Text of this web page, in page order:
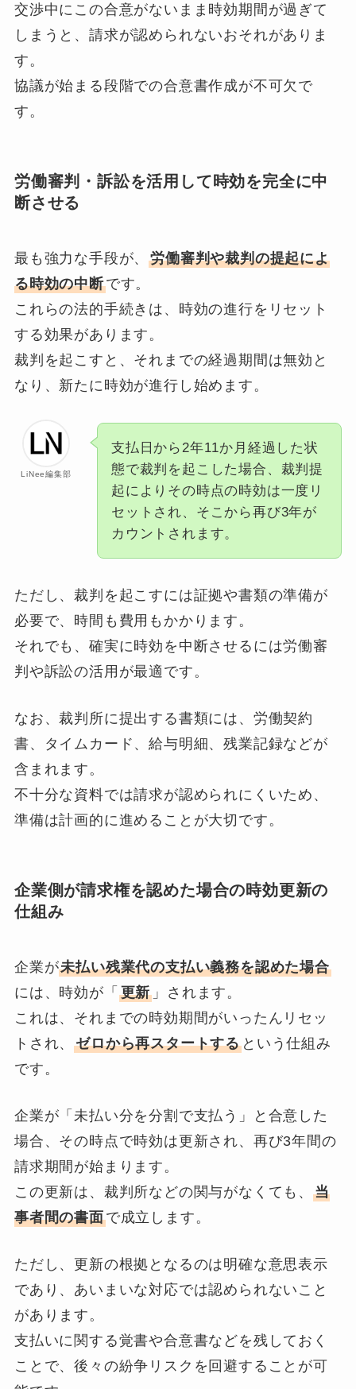
交渉中にこの合意がないまま時効期間が過ぎて
しまうと、請求が認められないおそれがありま
す。
協議が始まる段階での合意書作成が不可欠で
す。
労働審判・訴訟を活用して時効を完全に中
断させる
最も強力な手段が、労働審判や裁判の提起によ
る時効の中断です。
これらの法的手続きは、時効の進行をリセット
する効果があります。
裁判を起こすと、それまでの経過期間は無効と
なり、新たに時効が進行し始めます。
LiNee編集部
支払日から2年11か月経過した状
態で裁判を起こした場合、裁判提
起によりその時点の時効は一度リ
セットされ、そこから再び3年が
カウントされます。
ただし、裁判を起こすには証拠や書類の準備が
必要で、時間も費用もかかります。
それでも、確実に時効を中断させるには労働審
判や訴訟の活用が最適です。
なお、裁判所に提出する書類には、労働契約
書、タイムカード、給与明細、残業記録などが
含まれます。
不十分な資料では請求が認められにくいため、
準備は計画的に進めることが大切です。
企業側が請求権を認めた場合の時効更新の
仕組み
企業が未払い残業代の支払い義務を認めた場合
には、時効が「 更新 」されます。
これは、それまでの時効期間がいったんリセッ
トされ、ゼロから再スタートする という仕組み
です。
企業が「未払い分を分割で支払う」と合意した
場合、その時点で時効は更新され、再び3年間の
請求期間が始まります。
この更新は、裁判所などの関与がなくても、当
事者間の書面で成立します。
ただし、更新の根拠となるのは明確な意思表示
であり、あいまいな対応では認められないこと
があります。
支払いに関する覚書や合意書などを残しておく
ことで、後々の紛争リスクを回避することが可